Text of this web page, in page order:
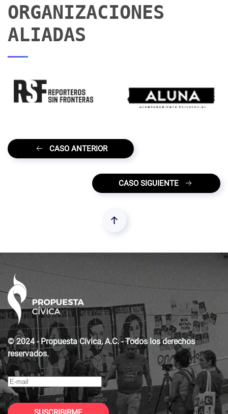
ORGANIZACIONES
ALIADAS
CASO ANTERIOR
CASO SIGUIENTE
© 2024 - Propuesta Cívica, A.C. - Todos los derechos
reservados.